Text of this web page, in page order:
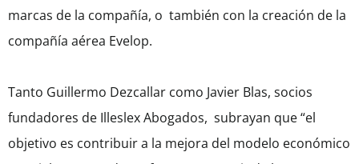
marcas de la compañía, o también con la creación de la
compañía aérea Evelop.
Tanto Guillermo Dezcallar como Javier Blas, socios
fundadores de Illeslex Abogados, subrayan que “el
objetivo es contribuir a la mejora del modelo económico